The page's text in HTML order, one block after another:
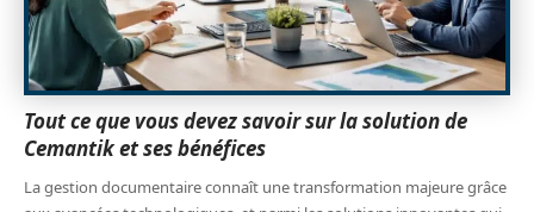
Tout ce que vous devez savoir sur la solution de
Cemantik et ses bénéfices
La gestion documentaire connaît une transformation majeure grâce